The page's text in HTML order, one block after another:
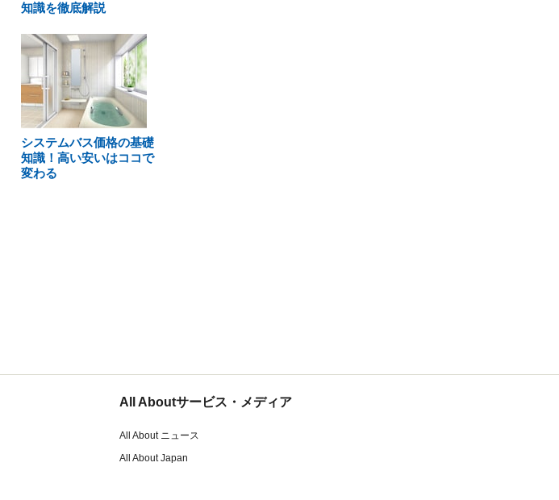
知識を徹底解説
システムバス価格の基礎
知識！高い安いはココで
変わる
All Aboutサービス・メディア
All About ニュース
All About Japan